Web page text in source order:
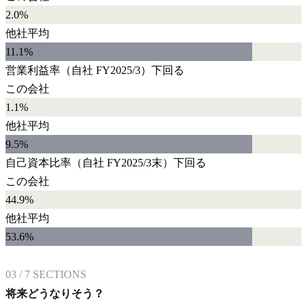
2.0%
他社平均
11.1%
営業利益率 （自社 FY2025/3） 下回る
この会社
1.1%
他社平均
9.5%
自己資本比率 （自社 FY2025/3末） 下回る
この会社
44.9%
他社平均
53.6%
03 / 7 SECTIONS
将来どうなりそう？